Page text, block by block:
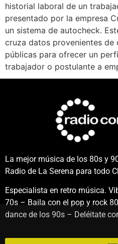
historial laboral de un
presentado por la empresa
un sistema de autocheck.
cruza datos provenientes de
públicas para ofrecer un
trabajador o postulante a
La mejor música de los 80s y
Radio de La Serena para todo
Especialista en retro música.
70s – Baila con el pop y rock
dance de los 90s – Deléitate